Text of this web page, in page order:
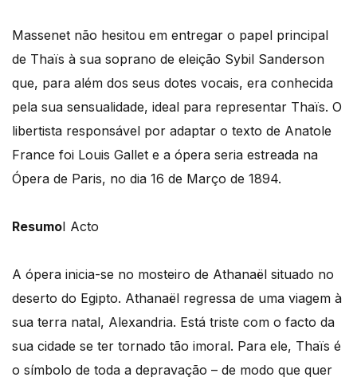
Massenet não hesitou em entregar o papel principal
de Thaïs à sua soprano de eleição Sybil Sanderson
que, para além dos seus dotes vocais, era conhecida
pela sua sensualidade, ideal para representar Thaïs. O
libertista responsável por adaptar o texto de Anatole
France foi Louis Gallet e a ópera seria estreada na
Ópera de Paris, no dia 16 de Março de 1894.
ResumoI Acto
A ópera inicia-se no mosteiro de Athanaël situado no
deserto do Egipto. Athanaël regressa de uma viagem à
sua terra natal, Alexandria. Está triste com o facto da
sua cidade se ter tornado tão imoral. Para ele, Thaïs é
o símbolo de toda a depravação – de modo que quer